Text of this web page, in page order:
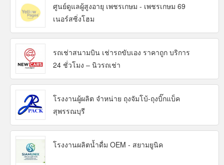
ศูนย์ดูแลผู้สูงอายุ เพชรเกษม - เพชรเกษม 69
เนอร์สซิ่งโฮม
รถเช่าสนามบิน เช่ารถขับเอง ราคาถูก บริการ
24 ชั่วโมง – นิวรถเช่า
โรงงานผู้ผลิต จำหน่าย ถุงจัมโบ้-ถุงบิ๊กแบ็ค
สุพรรณบุรี
โรงงานผลิตน้ำดื่ม OEM - สยามยูนิค